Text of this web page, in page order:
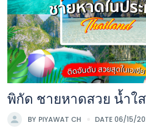
พิกัด ชายหาดสวย น้ำใ
BY PIYAWAT CH DATE 06/15/